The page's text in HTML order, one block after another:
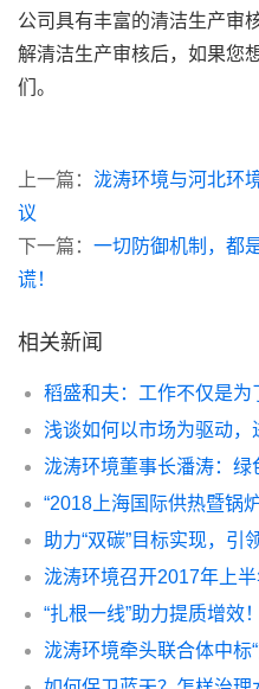
公司具有丰富的清洁生产审
解清洁生产审核后，如果您
们。
上一篇： 泷涛环境与河北环
议
下一篇： 一切防御机制，都
谎！
相关新闻
稻盛和夫：工作不仅是为
浅谈如何以市场为驱动，
泷涛环境董事长潘涛：
“2018上海国际供热暨锅
助力“双碳”目标实现，引
泷涛环境召开2017年上